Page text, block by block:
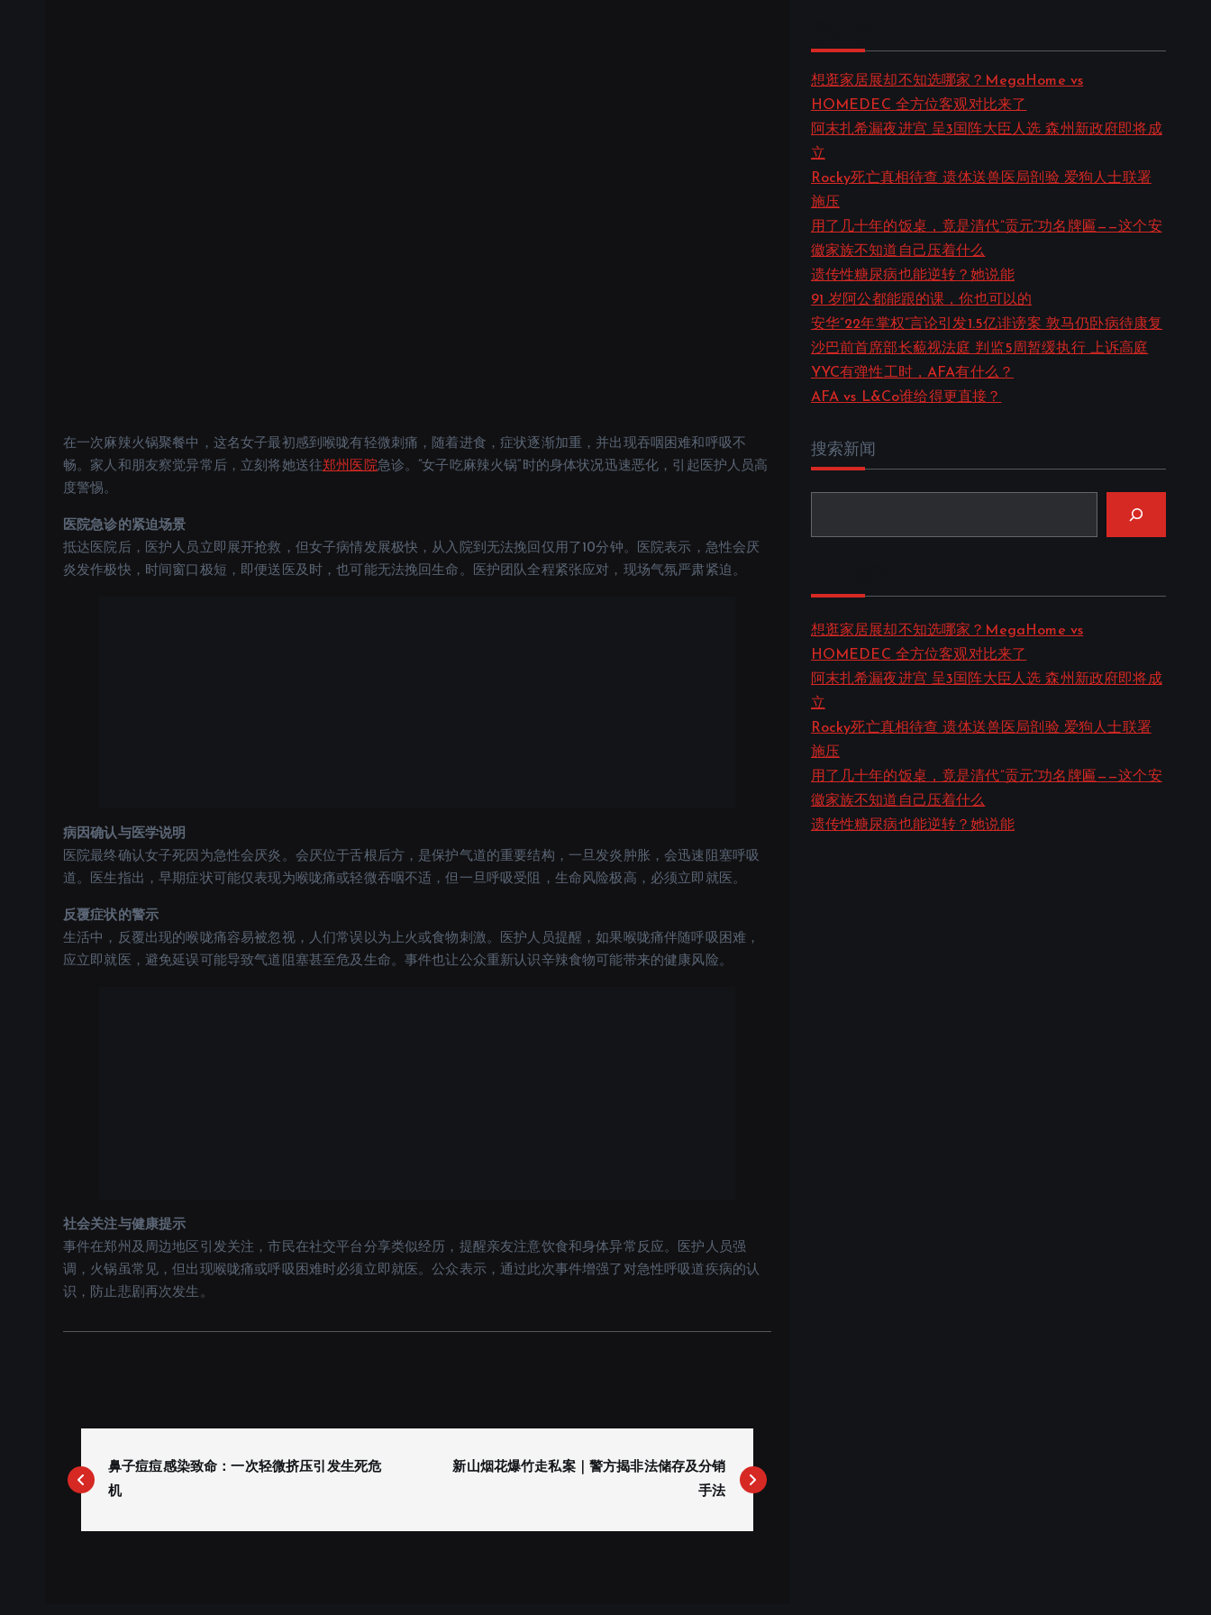
在一次麻辣火锅聚餐中，这名女子最初感到喉咙有轻微刺痛，随着进食，症状逐渐加重，并出现吞咽困难和呼吸不
畅。家人和朋友察觉异常后，立刻将她送往郑州医院急诊。”女子吃麻辣火锅“时的身体状况迅速恶化，引起医护人员高
度警惕。
医院急诊的紧迫场景
抵达医院后，医护人员立即展开抢救，但女子病情发展极快，从入院到无法挽回仅用了10分钟。医院表示，急性会厌
炎发作极快，时间窗口极短，即便送医及时，也可能无法挽回生命。医护团队全程紧张应对，现场气氛严肃紧迫。
病因确认与医学说明
医院最终确认女子死因为急性会厌炎。会厌位于舌根后方，是保护气道的重要结构，一旦发炎肿胀，会迅速阻塞呼吸
道。医生指出，早期症状可能仅表现为喉咙痛或轻微吞咽不适，但一旦呼吸受阻，生命风险极高，必须立即就医。
反覆症状的警示
生活中，反覆出现的喉咙痛容易被忽视，人们常误以为上火或食物刺激。医护人员提醒，如果喉咙痛伴随呼吸困难，
应立即就医，避免延误可能导致气道阻塞甚至危及生命。事件也让公众重新认识辛辣食物可能带来的健康风险。
社会关注与健康提示
事件在郑州及周边地区引发关注，市民在社交平台分享类似经历，提醒亲友注意饮食和身体异常反应。医护人员强
调，火锅虽常见，但出现喉咙痛或呼吸困难时必须立即就医。公众表示，通过此次事件增强了对急性呼吸道疾病的认
识，防止悲剧再次发生。
o
s
鼻子痘痘感染致命：一次轻微挤压引发生死危
机
新山烟花爆竹走私案｜警方揭非法储存及分销
手法
r
c
h
想逛家居展却不知选哪家？MegaHome vs
HOMEDEC 全方位客观对比来了
阿末扎希漏夜进宫 呈3国阵大臣人选 森州新政府即将成
立
Rocky死亡真相待查 遗体送兽医局剖验 爱狗人士联署
施压
用了几十年的饭桌，竟是清代”贡元”功名牌匾——这个安
徽家族不知道自己压着什么
遗传性糖尿病也能逆转？她说能
91 岁阿公都能跟的课，你也可以的
安华”22年掌权”言论引发1.5亿诽谤案 敦马仍卧病待康复
沙巴前首席部长藐视法庭 判监5周暂缓执行 上诉高庭
YYC有弹性工时，AFA有什么？
AFA vs L&Co谁给得更直接？
搜索新闻
想逛家居展却不知选哪家？MegaHome vs
HOMEDEC 全方位客观对比来了
阿末扎希漏夜进宫 呈3国阵大臣人选 森州新政府即将成
立
Rocky死亡真相待查 遗体送兽医局剖验 爱狗人士联署
施压
用了几十年的饭桌，竟是清代”贡元”功名牌匾——这个安
徽家族不知道自己压着什么
遗传性糖尿病也能逆转？她说能